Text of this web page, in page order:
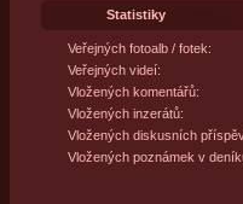
Statistiky
Veřejných fotoalb / fotek:
Veřejných videí:
Vložených komentářů:
Vložených inzerátů:
Vložených diskusních
Vložených poznámek v